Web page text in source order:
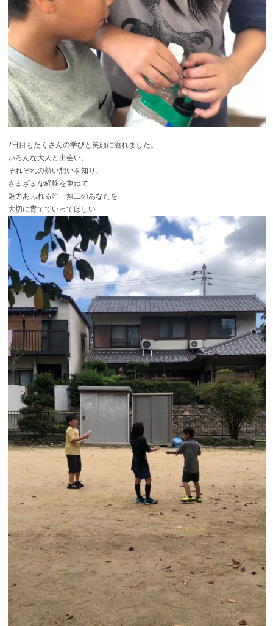
2日目もたくさんの学びと笑顔に溢れました。
いろんな大人と出会い、
それぞれの熱い想いを知り、
さまざまな経験を重ねて
魅力あふれる唯一無二のあなたを
大切に育てていってほしい